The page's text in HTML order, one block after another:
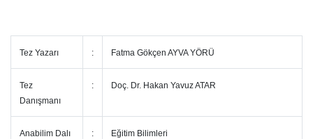
Tez Yazarı : Fatma Gökçen AYVA YÖRÜ
Tez
Danışmanı
: Doç. Dr. Hakan Yavuz ATAR
Anabilim Dalı : Eğitim Bilimleri